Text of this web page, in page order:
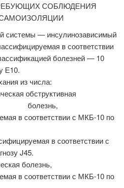
СОБЛЮДЕНИЯ
системы — инсулинозависимый
в соответствии
болезней — 10
Е10.
из числа:
обструктивная
болезнь,
в соответствии с МКБ-10 по
в соответствии с
J45.
болезнь,
в соответствии с МКБ-10 по